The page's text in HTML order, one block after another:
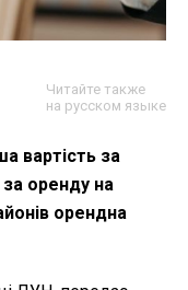
Читайте также
на русском языке
вартість за
оренду на
орендна